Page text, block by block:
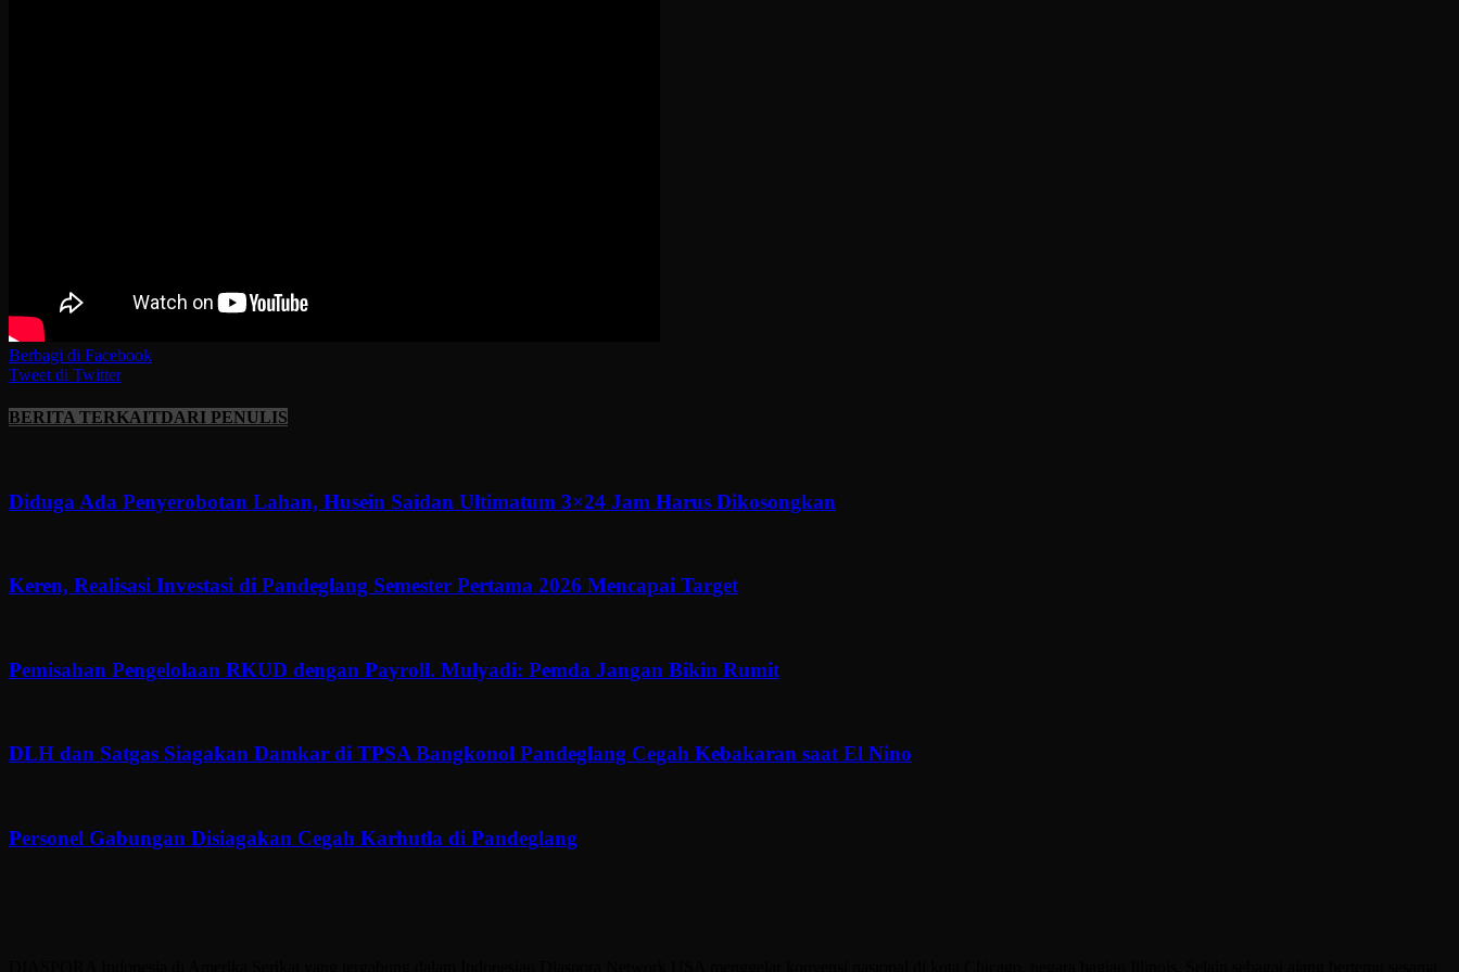
Berbagi di Facebook
Tweet di Twitter
BERITA TERKAITDARI PENULIS
Diduga Ada Penyerobotan Lahan, Husein Saidan Ultimatum 3×24 Jam Harus Dikosongkan
Keren, Realisasi Investasi di Pandeglang Semester Pertama 2026 Mencapai Target
Pemisahan Pengelolaan RKUD dengan Payroll. Mulyadi: Pemda Jangan Bikin Rumit
DLH dan Satgas Siagakan Damkar di TPSA Bangkonol Pandeglang Cegah Kebakaran saat El Nino
Personel Gabungan Disiagakan Cegah Karhutla di Pandeglang